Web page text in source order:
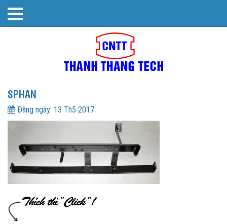
SPHAN
Đăng ngày: 13 Th5 2017